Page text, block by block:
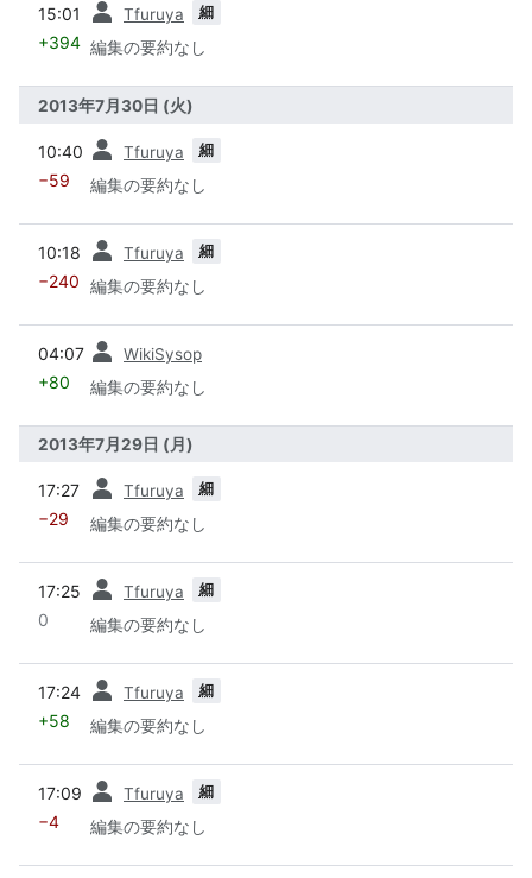
15:01 Tfuruya 細
+394 編集の要約なし
2013年7月30日 (火)
10:40 Tfuruya 細
−59 編集の要約なし
10:18 Tfuruya 細
−240 編集の要約なし
04:07 WikiSysop
+80 編集の要約なし
2013年7月29日 (月)
17:27 Tfuruya 細
−29 編集の要約なし
17:25 Tfuruya 細
0 編集の要約なし
17:24 Tfuruya 細
+58 編集の要約なし
17:09 Tfuruya 細
−4 編集の要約なし